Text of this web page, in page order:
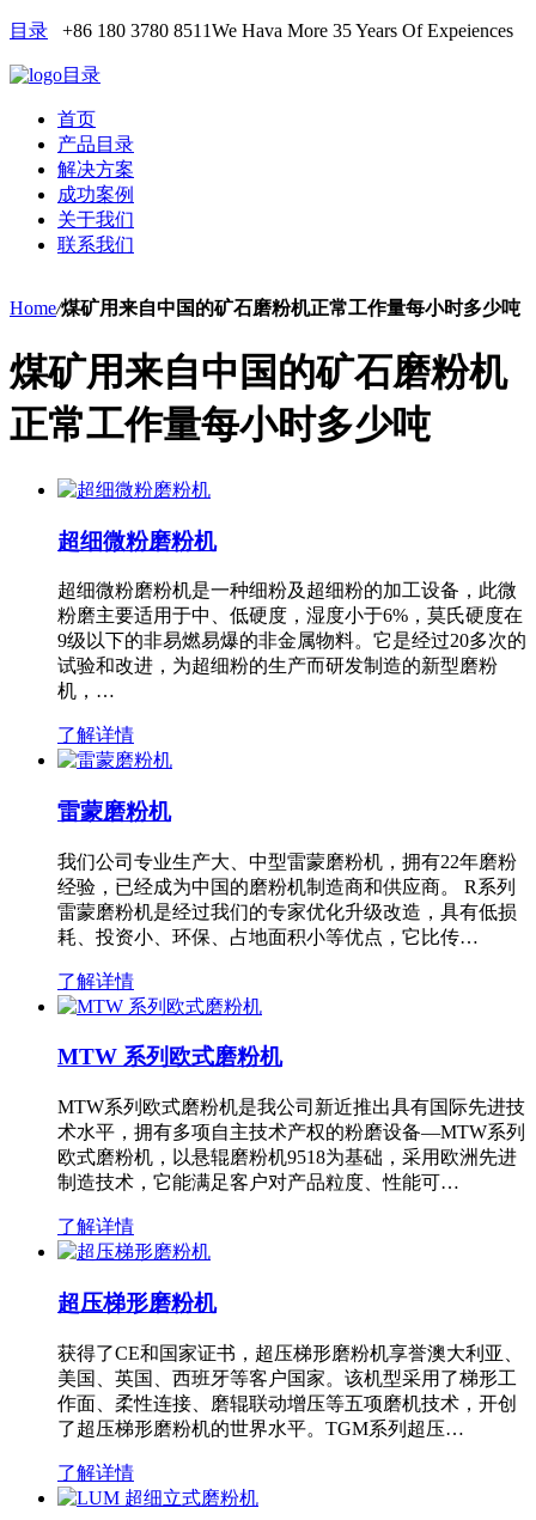
目录 +86 180 3780 8511We Hava More 35 Years Of Expeiences
目录
首页
产品目录
解决方案
成功案例
关于我们
联系我们
Home/煤矿用来自中国的矿石磨粉机正常工作量每小时多少吨
煤矿用来自中国的矿石磨粉机
正常工作量每小时多少吨
超细微粉磨粉机
超细微粉磨粉机是一种细粉及超细粉的加工设备，此微
粉磨主要适用于中、低硬度，湿度小于6%，莫氏硬度在
9级以下的非易燃易爆的非金属物料。它是经过20多次的
试验和改进，为超细粉的生产而研发制造的新型磨粉
机，…
了解详情
雷蒙磨粉机
我们公司专业生产大、中型雷蒙磨粉机，拥有22年磨粉
经验，已经成为中国的磨粉机制造商和供应商。 R系列
雷蒙磨粉机是经过我们的专家优化升级改造，具有低损
耗、投资小、环保、占地面积小等优点，它比传…
了解详情
MTW 系列欧式磨粉机
MTW系列欧式磨粉机是我公司新近推出具有国际先进技
术水平，拥有多项自主技术产权的粉磨设备—MTW系列
欧式磨粉机，以悬辊磨粉机9518为基础，采用欧洲先进
制造技术，它能满足客户对产品粒度、性能可…
了解详情
超压梯形磨粉机
获得了CE和国家证书，超压梯形磨粉机享誉澳大利亚、
美国、英国、西班牙等客户国家。该机型采用了梯形工
作面、柔性连接、磨辊联动增压等五项磨机技术，开创
了超压梯形磨粉机的世界水平。TGM系列超压…
了解详情